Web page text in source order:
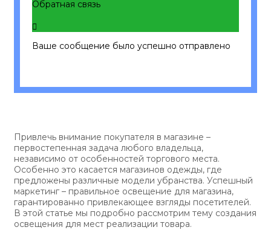
Обратная связь
Ваше сообщение было успешно отправлено
Привлечь внимание покупателя в магазине –
первостепенная задача любого владельца,
независимо от особенностей торгового места.
Особенно это касается магазинов одежды, где
предложены различные модели убранства. Успешный
маркетинг – правильное освещение для магазина,
гарантированно привлекающее взгляды посетителей.
В этой статье мы подробно рассмотрим тему создания
освещения для мест реализации товара.